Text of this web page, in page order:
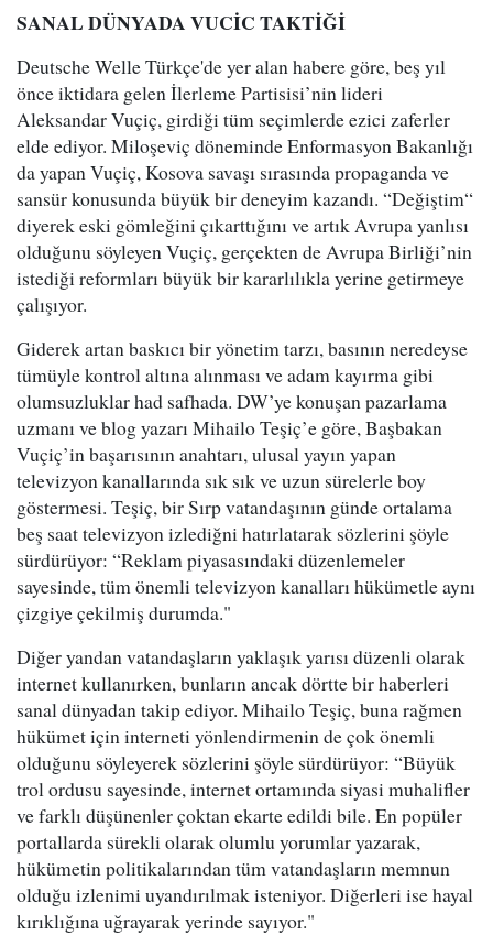
SANAL DÜNYADA VUCİC TAKTİĞİ
Deutsche Welle Türkçe'de yer alan habere göre, beş yıl
önce iktidara gelen İlerleme Partisisi’nin lideri
Aleksandar Vuçiç, girdiği tüm seçimlerde ezici zaferler
elde ediyor. Miloşeviç döneminde Enformasyon Bakanlığı
da yapan Vuçiç, Kosova savaşı sırasında propaganda ve
sansür konusunda büyük bir deneyim kazandı. “Değiştim“
diyerek eski gömleğini çıkarttığını ve artık Avrupa yanlısı
olduğunu söyleyen Vuçiç, gerçekten de Avrupa Birliği’nin
istediği reformları büyük bir kararlılıkla yerine getirmeye
çalışıyor.
Giderek artan baskıcı bir yönetim tarzı, basının neredeyse
tümüyle kontrol altına alınması ve adam kayırma gibi
olumsuzluklar had safhada. DW’ye konuşan pazarlama
uzmanı ve blog yazarı Mihailo Teşiç’e göre, Başbakan
Vuçiç’in başarısının anahtarı, ulusal yayın yapan
televizyon kanallarında sık sık ve uzun sürelerle boy
göstermesi. Teşiç, bir Sırp vatandaşının günde ortalama
beş saat televizyon izlediğni hatırlatarak sözlerini şöyle
sürdürüyor: “Reklam piyasasındaki düzenlemeler
sayesinde, tüm önemli televizyon kanalları hükümetle aynı
çizgiye çekilmiş durumda."
Diğer yandan vatandaşların yaklaşık yarısı düzenli olarak
internet kullanırken, bunların ancak dörtte bir haberleri
sanal dünyadan takip ediyor. Mihailo Teşiç, buna rağmen
hükümet için interneti yönlendirmenin de çok önemli
olduğunu söyleyerek sözlerini şöyle sürdürüyor: “Büyük
trol ordusu sayesinde, internet ortamında siyasi muhalifler
ve farklı düşünenler çoktan ekarte edildi bile. En popüler
portallarda sürekli olarak olumlu yorumlar yazarak,
hükümetin politikalarından tüm vatandaşların memnun
olduğu izlenimi uyandırılmak isteniyor. Diğerleri ise hayal
kırıklığına uğrayarak yerinde sayıyor."